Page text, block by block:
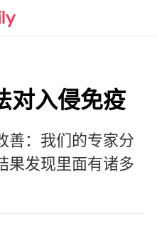
基官方博客
对入侵免疫
善：我们的专家分
果发现里面有诸多